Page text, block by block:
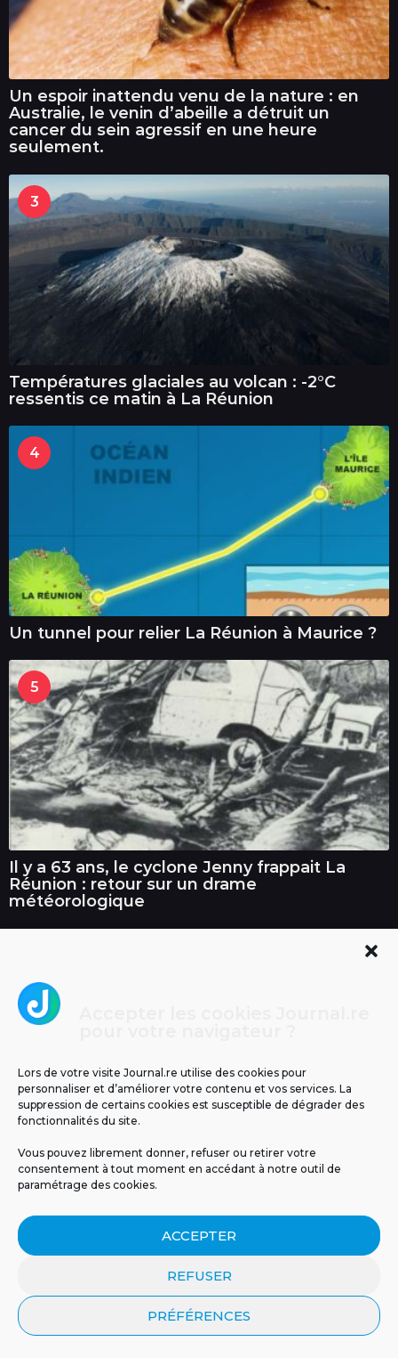
Lors de votre visite Journal.re utilise des cookies pour
personnaliser et d’améliorer votre contenu et vos services. La
suppression de certains cookies est susceptible de dégrader des
fonctionnalités du site.
Vous pouvez librement donner, refuser ou retirer votre
consentement à tout moment en accédant à notre outil de
paramétrage des cookies.
ACCEPTER
REFUSER
PRÉFÉRENCES
Un espoir inattendu venu de la nature : en
Australie, le venin d’abeille a détruit un
cancer du sein agressif en une heure
seulement.
3
Températures glaciales au volcan : -2°C
ressentis ce matin à La Réunion
4
Un tunnel pour relier La Réunion à Maurice ?
5
Il y a 63 ans, le cyclone Jenny frappait La
Réunion : retour sur un drame
météorologique
à méningocoque chez un...